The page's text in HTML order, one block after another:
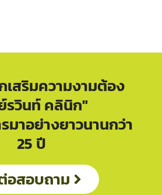
เสริมความงามต้อง
รวินท์ คลินิก"
มาอย่างยาวนานกว่า
25 ปี
อสอบถาม